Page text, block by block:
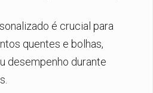
é crucial para
quentes e bolhas,
desempenho durante